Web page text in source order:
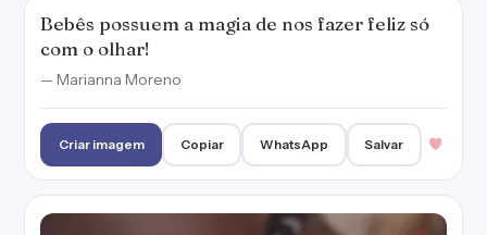
Bebês possuem a magia de nos fazer feliz só
com o olhar!
— Marianna Moreno
Criar imagem Copiar WhatsApp Salvar